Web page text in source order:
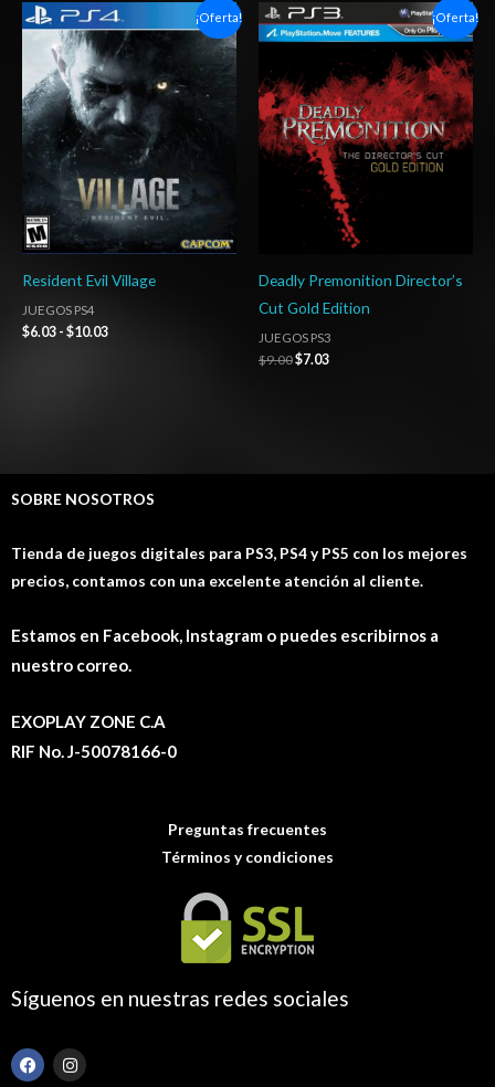
¡Oferta!
Resident Evil Village
JUEGOS PS4
$6.03 - $10.03
Rango
de
precios:
desde
$6.03
hasta
$10.03
¡Oferta!
Deadly Premonition Director’s
Cut Gold Edition
JUEGOS PS3
$9.00
El
precio
original
$9.00.
$7.03
El
precio
actual
es:
$7.03.
SOBRE NOSOTROS
Tienda de juegos digitales para PS3, PS4 y PS5 con los mejores
precios, contamos con una excelente atención al cliente.
Estamos en Facebook, Instagram o puedes escribirnos a
nuestro correo.
EXOPLAY ZONE C.A
RIF No. J-50078166-0
Preguntas frecuentes
Términos y condiciones
Síguenos en nuestras redes sociales
F
a
I
n